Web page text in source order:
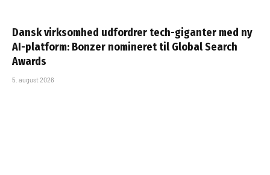
Dansk virksomhed udfordrer tech-giganter med ny
AI-platform: Bonzer nomineret til Global Search
Awards
5. august 2026